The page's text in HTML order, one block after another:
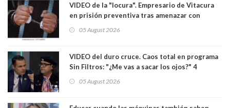
VIDEO de la "locura". Empresario de Vitacura
en prisión preventiva tras amenazar con
Los persiguió en potente camioneta
05 August 2026
VIDEO del duro cruce. Caos total en programa
Sin Filtros: "¿Me vas a sacar los ojos?" 4
excarabinero que dejó ciego a Gustavo Gatica:
05 August 2026